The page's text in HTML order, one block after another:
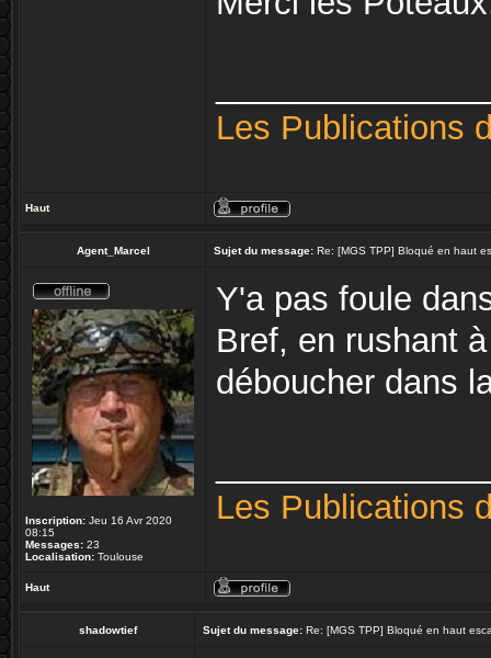
Les Publications
Haut
Agent_Marcel Sujet du message: Re: [MGS TPP] Bloqué en haut
Inscription: Jeu 16 Avr 2020
08:15
Messages: 23
Localisation: Toulouse
Y'a pas foule
Bref, en rushant
déboucher dans
Les Publications
Haut
shadowtief Sujet du message: Re: [MGS TPP] Bloqué en haut